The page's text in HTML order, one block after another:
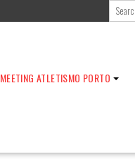
MEETING ATLETISMO PORTO